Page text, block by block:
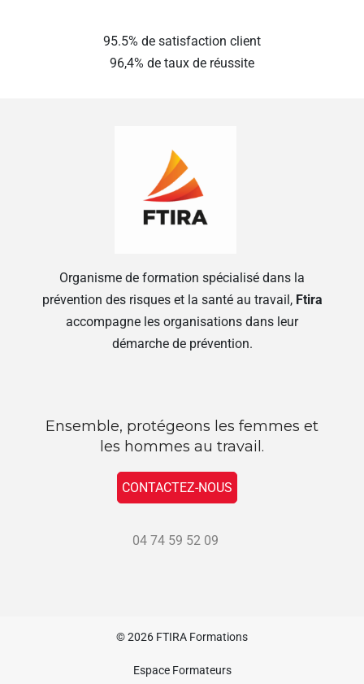
95.5% de satisfaction client
96,4% de taux de réussite
Organisme de formation spécialisé dans la
prévention des risques et la santé au travail, Ftira
accompagne les organisations dans leur
démarche de prévention.
Ensemble, protégeons les femmes et
les hommes au travail.
CONTACTEZ-NOUS
04 74 59 52 09
© 2026 FTIRA Formations
Espace Formateurs